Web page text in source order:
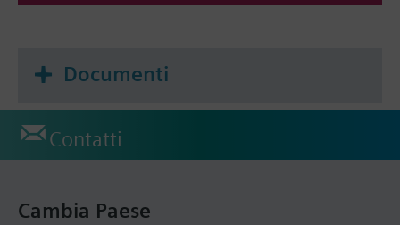
Documenti
Contatti
Cambia Paese